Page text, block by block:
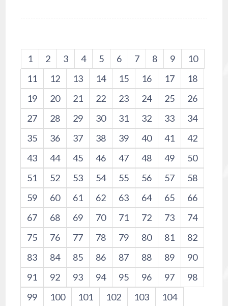
1 2 3 4 5 6 7 8 9
10
11
12 13 14 15 16 17
18
19
20 21 22 23 24 25
26
27
28 29 30 31 32 33
34
35
36 37 38 39 40 41
42
43
44 45 46 47 48 49
50
51
52 53 54 55 56 57
58
59
60 61 62 63 64 65
66
67
68 69 70 71 72 73
74
75
76 77 78 79 80 81
82
83
84 85 86 87 88 89
90
91
92 93 94 95 96 97
98
99
100 101 102 103
104